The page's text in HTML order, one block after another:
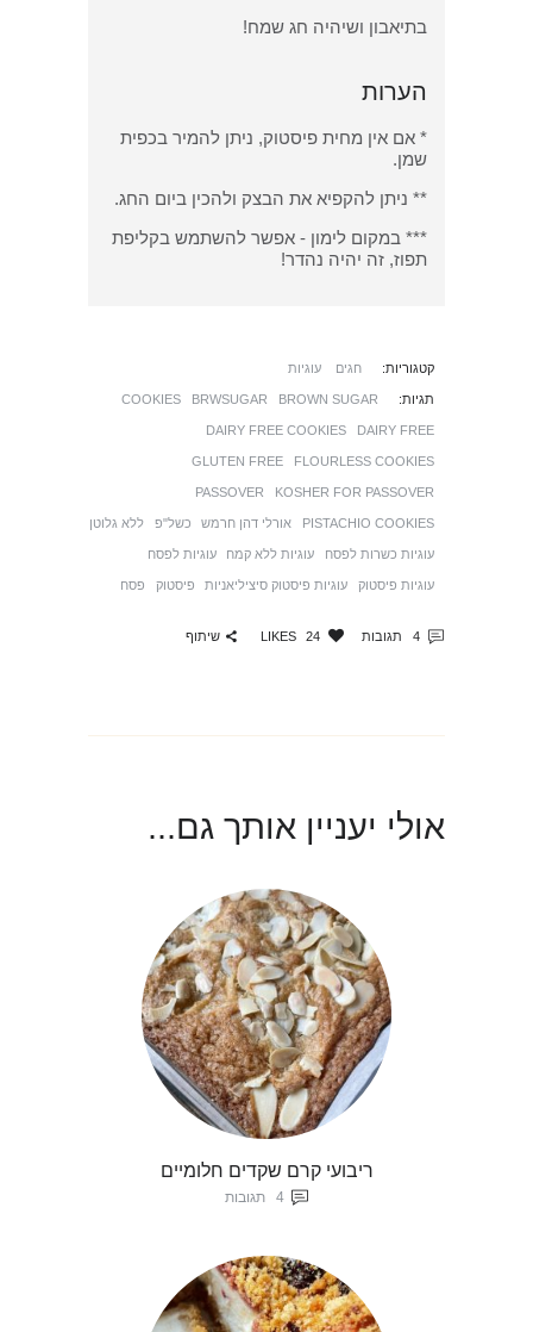
בתיאבון ושיהיה חג שמח!
הערות
* אם אין מחית פיסטוק, ניתן להמיר בכפית
שמן.
** ניתן להקפיא את הבצק ולהכין ביום החג.
*** במקום לימון - אפשר להשתמש בקליפת
תפוז, זה יהיה נהדר!
קטגוריות: חגים עוגיות
תגיות: BROWN SUGAR
BRWSUGAR
COOKIES
DAIRY FREE
DAIRY FREE COOKIES
FLOURLESS COOKIES
GLUTEN FREE
KOSHER FOR PASSOVER
PASSOVER
PISTACHIO COOKIES אורלי דהן חרמש כשל"פ ללא גלוטן
עוגיות כשרות לפסח עוגיות ללא קמח עוגיות לפסח
עוגיות פיסטוק עוגיות פיסטוק סיציליאניות פיסטוק פסח
4 תגובות 24
LIKES שיתוף
אולי יעניין אותך גם...
ריבועי קרם שקדים חלומיים
4 תגובות